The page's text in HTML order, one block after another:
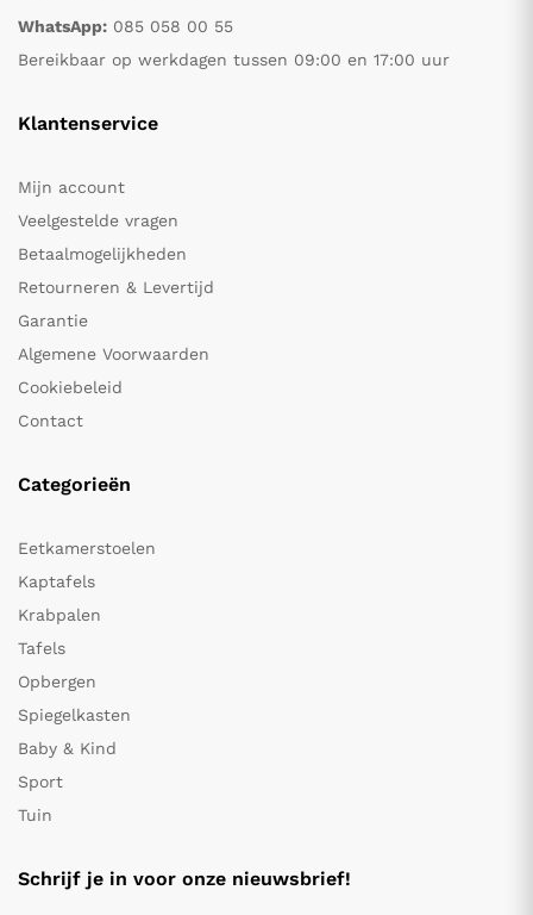
WhatsApp: 085 058 00 55
Bereikbaar op werkdagen tussen 09:00 en 17:00 uur
Klantenservice
Mijn account
Veelgestelde vragen
Betaalmogelijkheden
Retourneren & Levertijd
Garantie
Algemene Voorwaarden
Cookiebeleid
Contact
Categorieën
Eetkamerstoelen
Kaptafels
Krabpalen
Tafels
Opbergen
Spiegelkasten
Baby & Kind
Sport
Tuin
Schrijf je in voor onze nieuwsbrief!